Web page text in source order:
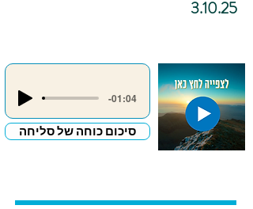
3.10.25
-01:04
סיכום כוחה של סליחה